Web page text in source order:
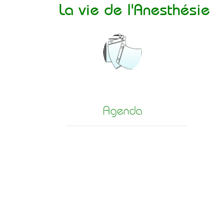
La vie de l'Anesthésie
Agenda